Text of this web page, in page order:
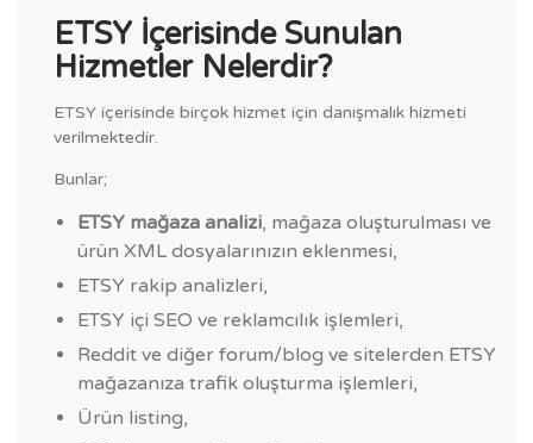
ETSY İçerisinde Sunulan
Hizmetler Nelerdir?
ETSY içerisinde birçok hizmet için danışmalık hizmeti
verilmektedir.
Bunlar;
ETSY mağaza analizi, mağaza oluşturulması ve
ürün XML dosyalarınızın eklenmesi,
ETSY rakip analizleri,
ETSY içi SEO ve reklamcılık işlemleri,
Reddit ve diğer forum/blog ve sitelerden ETSY
mağazanıza trafik oluşturma işlemleri,
Ürün listing,